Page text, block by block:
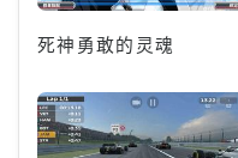
死神勇敢的灵魂